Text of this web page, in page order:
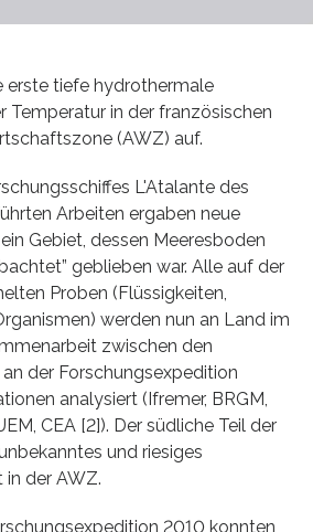
erste tiefe hydrothermale
Temperatur in der französischen
(AWZ) auf.
L'Atalante des
Arbeiten ergaben neue
Gebiet, dessen Meeresboden
geblieben war. Alle auf der
Proben (Flüssigkeiten,
werden nun an Land im
zwischen den
der Forschungsexpedition
analysiert (Ifremer, BRGM,
CEA [2]). Der südliche Teil der
und riesiges
in der AWZ.
2010 konnten